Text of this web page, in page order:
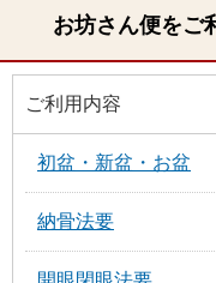
お坊さん便をご
ご利用内容
初盆・新盆・お盆
納骨法要